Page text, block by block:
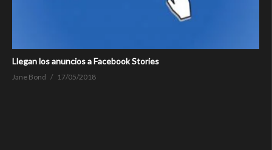
Llegan los anuncios a Facebook Stories
Jane Bond 17/05/2018